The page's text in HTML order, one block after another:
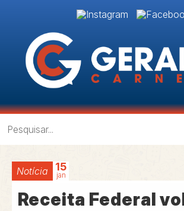
Notícia 15
jan
Receita Federal